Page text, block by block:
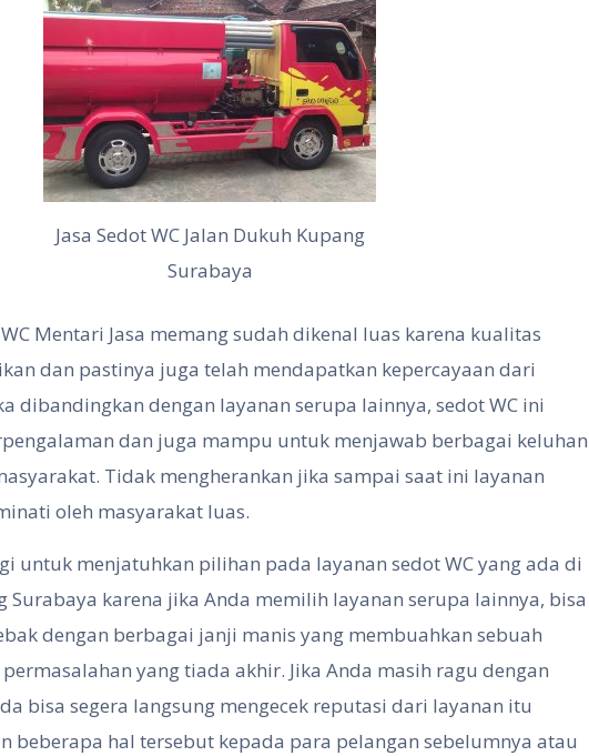
Jasa Sedot WC Jalan Dukuh Kupang
Surabaya
Mentari Jasa memang sudah dikenal luas karena kualitas
dan pastinya juga telah mendapatkan kepercayaan dari
dibandingkan dengan layanan serupa lainnya, sedot WC ini
dan juga mampu untuk menjawab berbagai keluhan
Tidak mengherankan jika sampai saat ini layanan
oleh masyarakat luas.
untuk menjatuhkan pilihan pada layanan sedot WC yang ada di
Surabaya karena jika Anda memilih layanan serupa lainnya, bisa
dengan berbagai janji manis yang membuahkan sebuah
yang tiada akhir. Jika Anda masih ragu dengan
bisa segera langsung mengecek reputasi dari layanan itu
beberapa hal tersebut kepada para pelangan sebelumnya atau